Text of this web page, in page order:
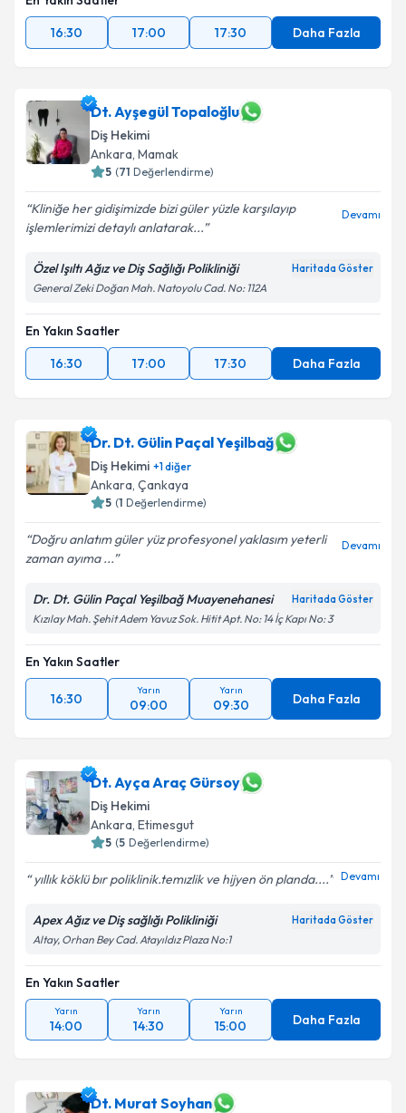
16:30
17:00 17:30 Daha Fazla
Dt. Ayşegül Topaloğlu
Diş Hekimi
Ankara, Mamak
5 (71 Değerlendirme)
Kliniğe her gidişimizde bizi güler yüzle karşılayıp
işlemlerimizi detaylı anlatarak...
Devamı
Özel Işıltı Ağız ve Diş Sağlığı Polikliniği Haritada Göster
General Zeki Doğan Mah. Natoyolu Cad. No: 112A
En Yakın Saatler
16:30
17:00 17:30 Daha Fazla
Dr. Dt. Gülin Paçal Yeşilbağ
Diş Hekimi +1diğer
Ankara, Çankaya
5 (1 Değerlendirme)
Doğru anlatım güler yüz profesyonel yaklasım yeterli
zaman ayıma ...
Devamı
Dr. Dt. Gülin Paçal Yeşilbağ Muayenehanesi Haritada Göster
Kızılay Mah. Şehit Adem Yavuz Sok. Hitit Apt. No: 14 İç Kapı No: 3
En Yakın Saatler
16:30
Yarın
09:00
Yarın
09:30 Daha Fazla
Dt. Ayça Araç Gürsoy
Diş Hekimi
Ankara, Etimesgut
5 (5 Değerlendirme)
yıllık köklü bır poliklinik.temızlik ve hijyen ön planda.... Devamı
Apex Ağız ve Diş sağlığı Polikliniği Haritada Göster
Altay, Orhan Bey Cad. Atayıldız Plaza No:1
En Yakın Saatler
Yarın
14:00
Yarın
14:30
Yarın
15:00 Daha Fazla
Dt. Murat Soyhan